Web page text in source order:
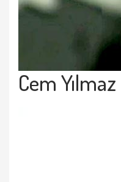
Cem Yılmaz